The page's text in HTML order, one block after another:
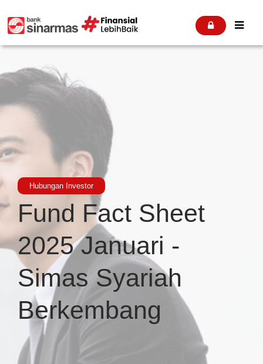
 
Hubungan Investor
Fund Fact Sheet
2025 Januari -
Simas Syariah
Berkembang